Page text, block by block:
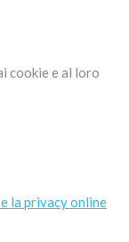
cookie e al loro
la privacy online